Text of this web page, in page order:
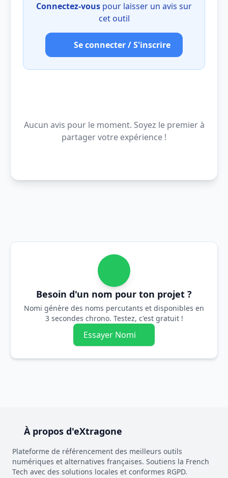
Connectez-vous pour laisser un avis sur
cet outil
Se connecter / S'inscrire
Aucun avis pour le moment. Soyez le premier à
partager votre expérience !
Besoin d'un nom pour ton projet ?
Nomi génère des noms percutants et disponibles en
3 secondes chrono. Testez, c'est gratuit !
Essayer Nomi
À propos d'eXtragone
Plateforme de référencement des meilleurs outils
numériques et alternatives françaises. Soutiens la French
Tech avec des solutions locales et conformes RGPD.